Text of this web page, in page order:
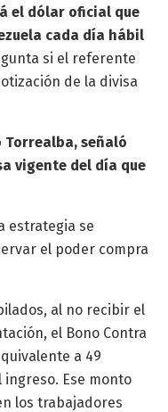
el dólar oficial que
cada día hábil
si el referente
de la divisa
Torrealba, señaló
vigente del día que
estrategia se
el poder compra
al no recibir el
el Bono Contra
a 49
Ese monto
los trabajadores